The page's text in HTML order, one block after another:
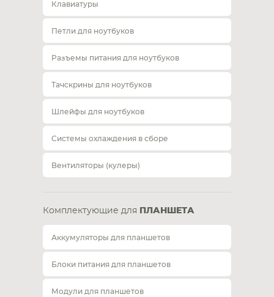
Клавиатуры
Петли для ноутбуков
Разъемы питания для ноутбуков
Тачскрины для ноутбуков
Шлейфы для ноутбуков
Системы охлаждения в сборе
Вентиляторы (кулеры)
Комплектующие для ПЛАНШЕТА
Аккумуляторы для планшетов
Блоки питания для планшетов
Модули для планшетов